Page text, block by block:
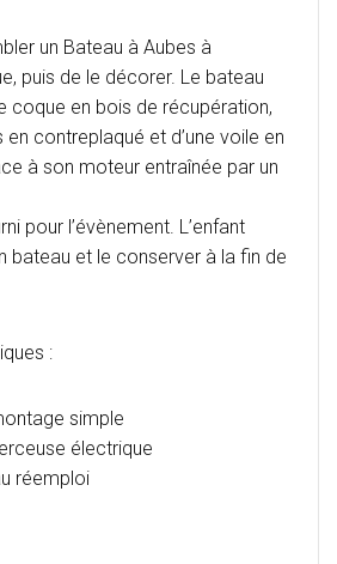
un Bateau à Aubes à
puis de le décorer. Le bateau
coque en bois de récupération,
en contreplaqué et d’une voile en
à son moteur entraînée par un
pour l’évènement. L’enfant
bateau et le conserver à la fin de
:
simple
électrique
réemploi